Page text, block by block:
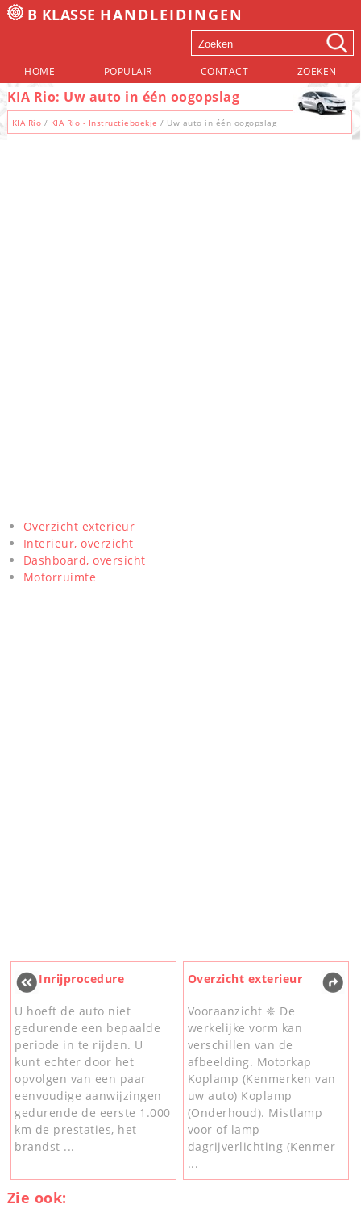
B KLASSE HANDLEIDINGEN
HOME POPULAIR CONTACT ZOEKEN
KIA Rio: Uw auto in één oogopslag
KIA Rio / KIA Rio - Instructieboekje / Uw auto in één oogopslag
Overzicht exterieur
Interieur, overzicht
Dashboard, oversicht
Motorruimte
Inrijprocedure
U hoeft de auto niet
gedurende een bepaalde
periode in te rijden. U
kunt echter door het
opvolgen van een paar
eenvoudige aanwijzingen
gedurende de eerste 1.000
km de prestaties, het
brandst ...
Overzicht exterieur
Vooraanzicht ❈ De
werkelijke vorm kan
verschillen van de
afbeelding. Motorkap
Koplamp (Kenmerken van
uw auto) Koplamp
(Onderhoud). Mistlamp
voor of lamp
dagrijverlichting (Kenmer
...
Zie ook: